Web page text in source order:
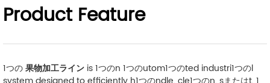
Product Feature
1つの果物加工ライン is 1つのn 1つのutom1つのted industri1つのl